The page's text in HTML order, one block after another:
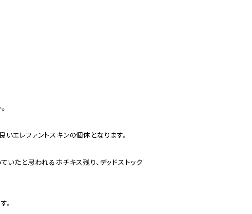
エレファントスキンの個体となります。
いたと思われるホチキス残り、デッドストック
。